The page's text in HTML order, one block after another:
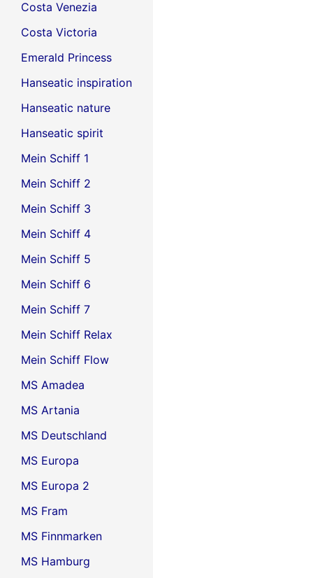
Costa Venezia
Costa Victoria
Emerald Princess
Hanseatic inspiration
Hanseatic nature
Hanseatic spirit
Mein Schiff 1
Mein Schiff 2
Mein Schiff 3
Mein Schiff 4
Mein Schiff 5
Mein Schiff 6
Mein Schiff 7
Mein Schiff Relax
Mein Schiff Flow
MS Amadea
MS Artania
MS Deutschland
MS Europa
MS Europa 2
MS Fram
MS Finnmarken
MS Hamburg